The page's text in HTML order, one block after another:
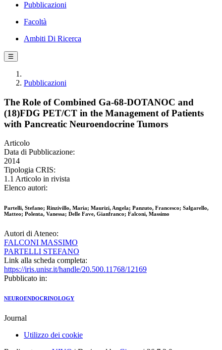
Pubblicazioni
Facoltà
Ambiti Di Ricerca
☰
Pubblicazioni
The Role of Combined Ga-68-DOTANOC and
(18)FDG PET/CT in the Management of Patients
with Pancreatic Neuroendocrine Tumors
Articolo
Data di Pubblicazione:
2014
Tipologia CRIS:
1.1 Articolo in rivista
Elenco autori:
Partelli, Stefano; Rinzivillo, Maria; Maurizi, Angela; Panzuto, Francesco; Salgarello,
Matteo; Polenta, Vanessa; Delle Fave, Gianfranco; Falconi, Massimo
Autori di Ateneo:
FALCONI MASSIMO
PARTELLI STEFANO
Link alla scheda completa:
https://iris.unisr.it/handle/20.500.11768/12169
Pubblicato in:
NEUROENDOCRINOLOGY
Journal
Utilizzo dei cookie